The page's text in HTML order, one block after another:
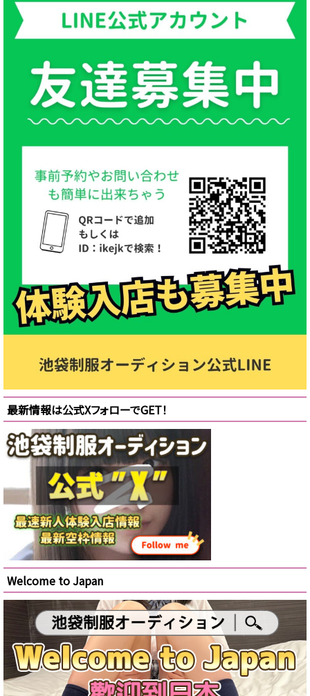
最新情報は公式XフォローでGET！
Welcome to Japan